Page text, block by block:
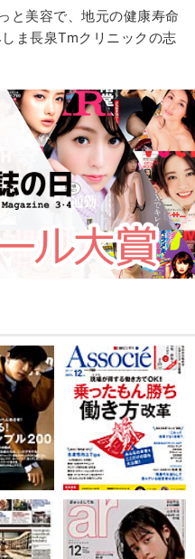
と美容で、地元の健康寿命
ま長泉Tmクリニックの志